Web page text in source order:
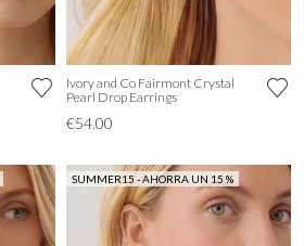
Ivory and Co Fairmont Crystal
Pearl Drop Earrings
€54.00
SUMMER15 - AHORRA UN 15 %